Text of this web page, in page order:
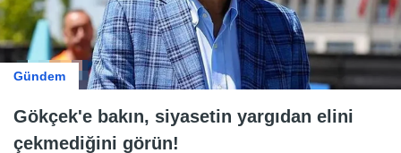
Gündem
Gökçek'e bakın, siyasetin yargıdan elini
çekmediğini görün!